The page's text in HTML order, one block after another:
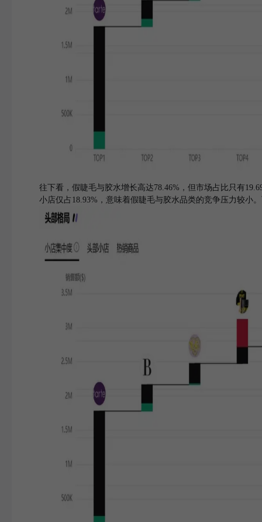
往下看，假睫毛与胶水增长高达78.46%，但市场占比只有
小店仅占18.93%，意味着假睫毛与胶水品类的竞争压力较小